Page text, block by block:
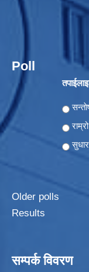
Poll
राम्रो
सुधार
Older polls
Results
सम्पर्क विवरण